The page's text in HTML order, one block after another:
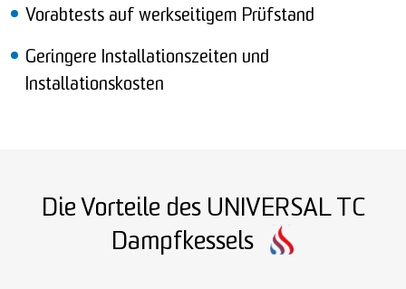
Vorabtests auf werkseitigem Prüfstand
Geringere Installationszeiten und
Installationskosten
Die Vorteile des UNIVERSAL TC
Dampfkessels